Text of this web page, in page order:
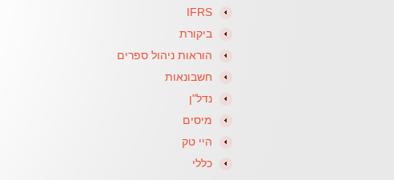
IFRS
ביקורת
הוראות ניהול ספרים
חשבונאות
נדל"ן
מיסים
היי טק
כללי